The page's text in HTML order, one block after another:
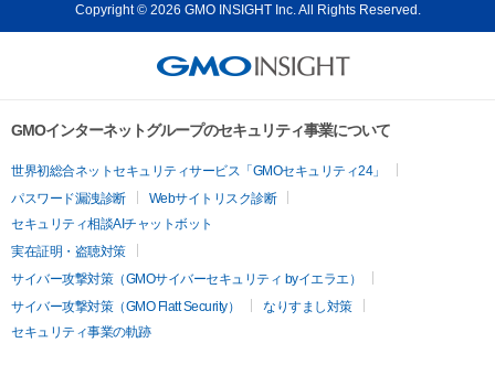
Copyright © 2026 GMO INSIGHT Inc. All Rights Reserved.
GMOインターネットグループのセキュリティ事業について
世界初総合ネットセキュリティサービス「GMOセキュリティ24」
パスワード漏洩診断
Webサイトリスク診断
セキュリティ相談AIチャットボット
実在証明・盗聴対策
サイバー攻撃対策（GMOサイバーセキュリティ byイエラエ）
サイバー攻撃対策（GMO Flatt Security）
なりすまし対策
セキュリティ事業の軌跡